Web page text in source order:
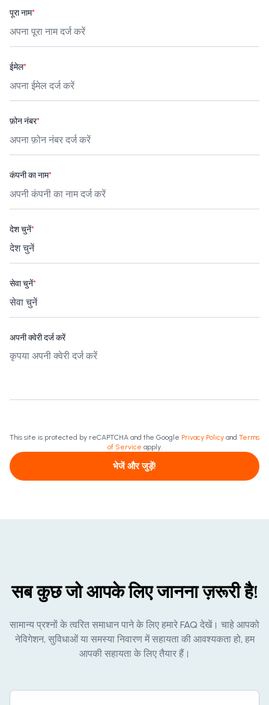
पूरा नाम*
ईमेल*
फ़ोन नंबर*
कंपनी का नाम*
देश चुनें*
सेवा चुनें*
अपनी क्वेरी दर्ज करें
This site is protected by reCAPTCHA and the Google Privacy Policy and Terms
of Service apply.
भेजें और जुड़ें!
सब कुछ जो आपके लिए जानना ज़रूरी है!
सामान्य प्रश्नों के त्वरित समाधान पाने के लिए हमारे FAQ देखें। चाहे आपको
नेविगेशन, सुविधाओं या समस्या निवारण में सहायता की आवश्यकता हो, हम
आपकी सहायता के लिए तैयार हैं।